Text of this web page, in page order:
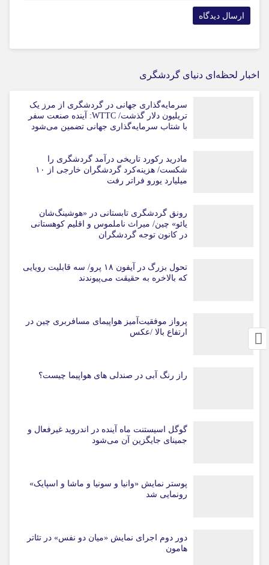
اخبار لحظه‌ای دنیای گردشگری
سرمایه‌گذاری جهانی در گردشگری از مرز یک
تریلیون دلار گذشت/ WTTC: آینده صنعت سفر
با شتاب سرمایه‌گذاری جهانی تضمین می‌شود
مادرید رکورد تاریخی درآمد گردشگری را
شکست/ هزینه‌کرد گردشگران خارجی از ۱۰
میلیارد یورو فراتر رفت
رونق گردشگری تابستانی در «هوشینگ‌شان
یائو» چین/ میراث ناملموس و اقلیم کوهستانی
در کانون توجه گردشگران
تحول بزرگ در آیفون ۱۸ پرو/ سه قابلیت رویایی
که بالاخره به حقیقت می‌پیوندند
پرواز موفقیت‌آمیز هواپیمای مسافربری چین در
ارتفاع بالا /عکس
راز رنگ آبی در صندلی های هواپیما چیست؟
گوگل اسیستنت ماه آینده در اندروید غیرفعال و
جمینای جایگزین آن می‌شود
پوستر نمایش «وانیا و سونیا و ماشا و اسپایک»
رونمایی شد
دور دوم اجرای نمایش «میان دو نفس» در تئاتر
هامون